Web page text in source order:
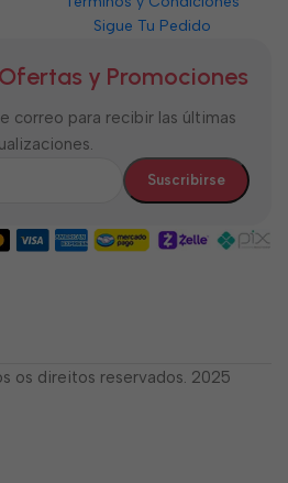
Sigue Tu Pedido
y Promociones
correo para recibir las últimas
os direitos reservados. 2025